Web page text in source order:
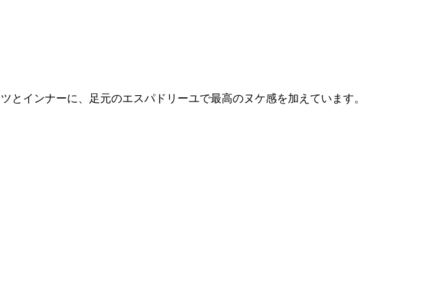
インナーに、足元のエスパドリーユで最高のヌケ感を加えています。